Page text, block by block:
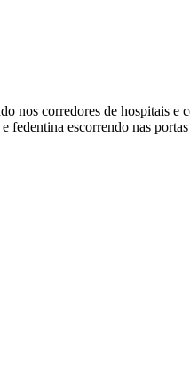
nos corredores de hospitais e
escorrendo nas